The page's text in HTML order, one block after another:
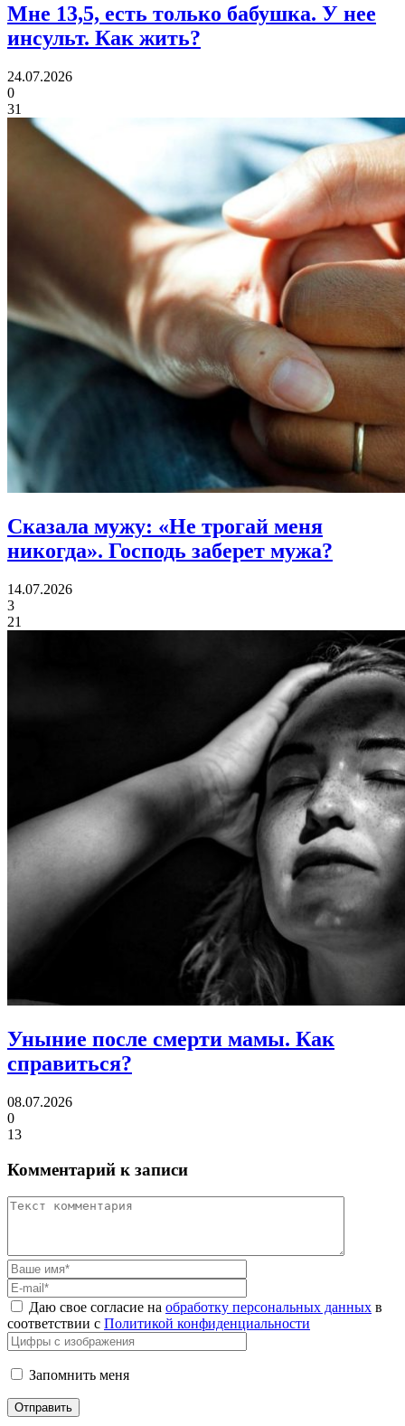
Мне 13,5, есть только бабушка. У нее
инсульт. Как жить?
24.07.2026
0
31
Сказала мужу: «Не трогай меня
никогда». Господь заберет мужа?
14.07.2026
3
21
Уныние после смерти мамы. Как
справиться?
08.07.2026
0
13
Комментарий к записи
Даю свое согласие на обработку персональных данных в
соответствии с Политикой конфиденциальности
Запомнить меня